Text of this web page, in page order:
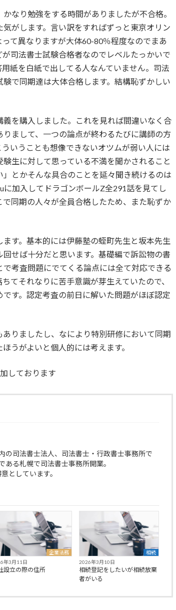
なり勉強をする時間がありましたが不合格。
がします。言い訳をすればずっと東京オリン
て異なりますが大体60-80％程度なのでまあ
司法書士試験合格者なのでレベルたっかいで
紙を白紙で出してる人なんていません。司法
で同期達は大体合格します。結構恥ずかしい
を購入しました。これを見れば間違いなく合
まして、一つの論点が終わるたびに講師の方
いうことも想像できないオツムが弱い人には
生に対して思っている不満を聞かされること
とかそんな具合のことを延々聞き続けるのは
加入してドラゴンボールZ全291話を見てし
同期の人々が全員合格したため、また恥ずか
す。基本的には伊藤塾の蛭町先生と坂本先生
回せば十分だと思います。基礎編で訴訟物の書
考査問題にでてくる論点には全て対応できる
てそれなりに苦手意識が芽生えていたので、
す。認定考査の前日に解いた問題がほぼ認定
りましたし、なにより特別研修において同期
うがよいと個人的には考えます。
しております
の司法書士法人、司法書士・行政書士事務所で
る札幌で司法書士事務所開業。
としています。
企業法務
年3月11日
設立の際の住所
相続
2026年3月10日
相続登記をしたいが相続放棄
者がいる